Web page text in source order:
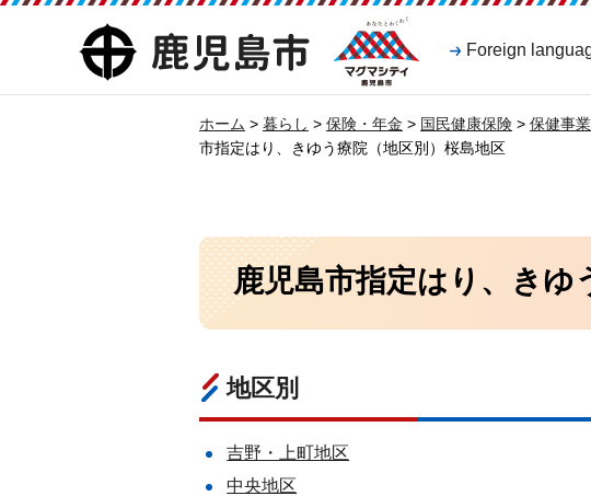
鹿児島市
マグマシティ
鹿児島市
Foreign
ホーム > 暮らし > 保険・年金 > 国民健康保険 > 保健事
市指定はり、きゆう療院（地区別）桜島地区
鹿児島市指定はり、きゆ
地区別
吉野・上町地区
中央地区